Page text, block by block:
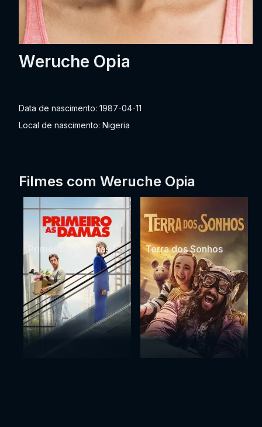
Weruche Opia
Data de nascimento: 1987-04-11
Local de nascimento: Nigeria
Filmes com Weruche Opia
Primeiro as Damas Terra dos Sonhos